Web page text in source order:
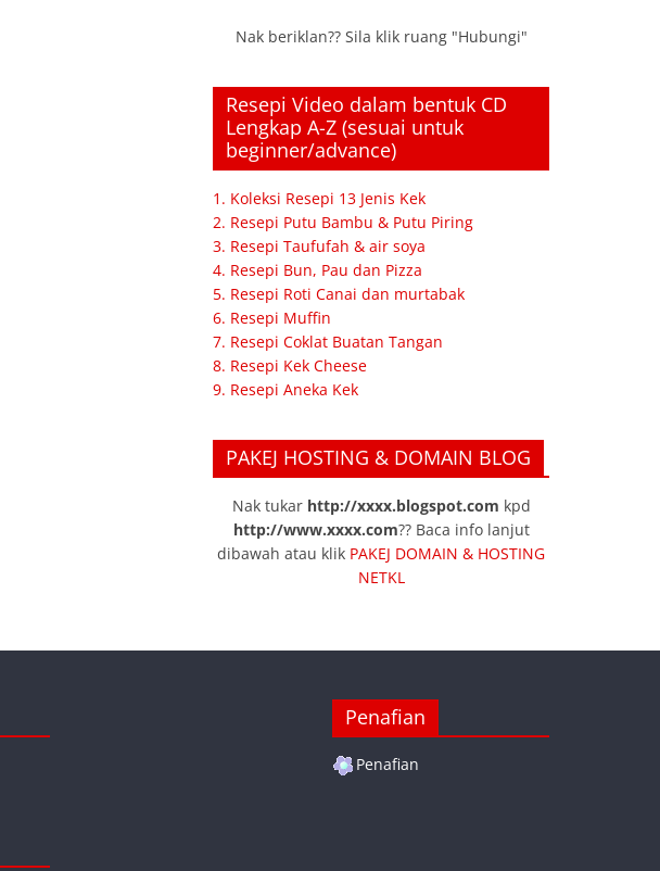
Nak beriklan?? Sila klik ruang "Hubungi"
Resepi Video dalam bentuk CD
Lengkap A-Z (sesuai untuk
beginner/advance)
1. Koleksi Resepi 13 Jenis Kek
2. Resepi Putu Bambu & Putu Piring
3. Resepi Taufufah & air soya
4. Resepi Bun, Pau dan Pizza
5. Resepi Roti Canai dan murtabak
6. Resepi Muffin
7. Resepi Coklat Buatan Tangan
8. Resepi Kek Cheese
9. Resepi Aneka Kek
PAKEJ HOSTING & DOMAIN BLOG
Nak tukar http://xxxx.blogspot.com kpd
http://www.xxxx.com?? Baca info lanjut
dibawah atau klik PAKEJ DOMAIN & HOSTING
NETKL
Penafian
Penafian